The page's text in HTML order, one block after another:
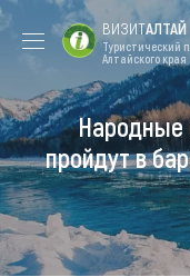
Форум VISIT
ALTAI
Туры
Где побывать
ВИЗИТАЛТАЙ
Туристический
Алтайского края
Народные
пройдут в